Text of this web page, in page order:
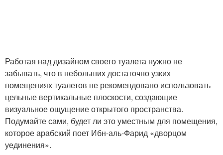
Работая над дизайном своего туалета нужно не
забывать, что в небольших достаточно узких
помещениях туалетов не рекомендовано использовать
цельные вертикальные плоскости, создающие
визуальное ощущение открытого пространства.
Подумайте сами, будет ли это уместным для помещения,
которое арабский поет Ибн-аль-Фарид «дворцом
уединения».